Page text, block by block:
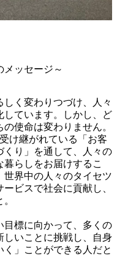
メッセージ～
く変わりつづけ、人々
しています。しかし、ど
使命は変わりません。
け継がれている「お客
くり」を通して、人々の
らしをお届けするこ
世界中の人々のタイセツ
ビスで社会に貢献し、
目標に向かって、多くの
しいことに挑戦し、自身
」ことができる人だと